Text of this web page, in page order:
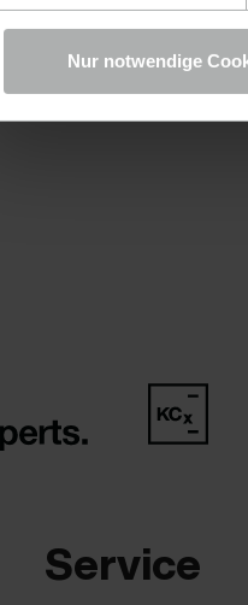
Nur notwendige
Service